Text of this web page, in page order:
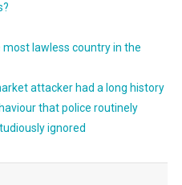
lawless country in the
attacker had a long history
that police routinely
ignored